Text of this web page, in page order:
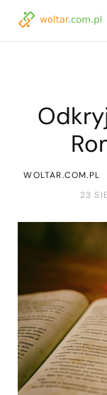
WOLTAR.COM.PL
23